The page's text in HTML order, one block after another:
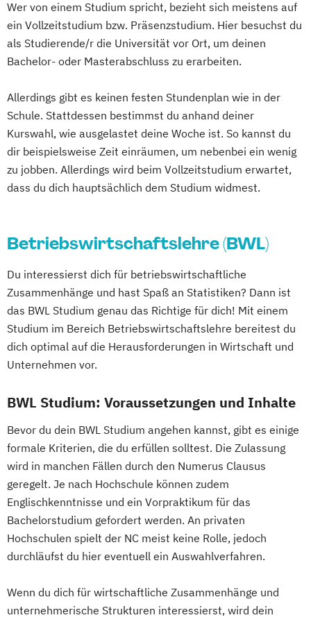
Wer von einem Studium spricht, bezieht sich meistens auf
ein Vollzeitstudium bzw. Präsenzstudium. Hier besuchst du
als Studierende/r die Universität vor Ort, um deinen
Bachelor- oder Masterabschluss zu erarbeiten.
Allerdings gibt es keinen festen Stundenplan wie in der
Schule. Stattdessen bestimmst du anhand deiner
Kurswahl, wie ausgelastet deine Woche ist. So kannst du
dir beispielsweise Zeit einräumen, um nebenbei ein wenig
zu jobben. Allerdings wird beim Vollzeitstudium erwartet,
dass du dich hauptsächlich dem Studium widmest.
Betriebswirtschaftslehre (BWL)
Du interessierst dich für betriebswirtschaftliche
Zusammenhänge und hast Spaß an Statistiken? Dann ist
das BWL Studium genau das Richtige für dich! Mit einem
Studium im Bereich Betriebswirtschaftslehre bereitest du
dich optimal auf die Herausforderungen in Wirtschaft und
Unternehmen vor.
BWL Studium: Voraussetzungen und Inhalte
Bevor du dein BWL Studium angehen kannst, gibt es einige
formale Kriterien, die du erfüllen solltest. Die Zulassung
wird in manchen Fällen durch den Numerus Clausus
geregelt. Je nach Hochschule können zudem
Englischkenntnisse und ein Vorpraktikum für das
Bachelorstudium gefordert werden. An privaten
Hochschulen spielt der NC meist keine Rolle, jedoch
durchläufst du hier eventuell ein Auswahlverfahren.
Wenn du dich für wirtschaftliche Zusammenhänge und
unternehmerische Strukturen interessierst, wird dein